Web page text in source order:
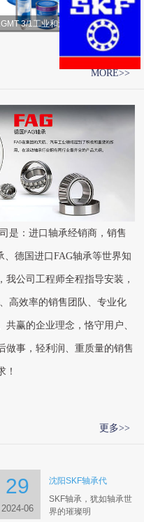
3/1工业和汽车通用轴承润滑脂
MORE>>
是：进口轴承经销商，销售
德国进口FAG轴承等世界知
公司工程师全程指导安装，
高效率的销售团队、专业化
赢的企业理念，恪守用户、
做事，轻利润、重质量的销售
！
更多>>
29
2024-06
沈阳SKF轴承代
SKF轴承，犹如轴承世
界的璀璨明